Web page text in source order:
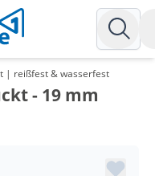
| reißfest & wasserfest
- 19 mm